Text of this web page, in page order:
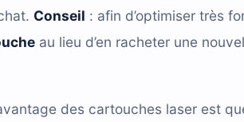
Conseil : afin d’optimiser très
au lieu d’en racheter une
des cartouches laser est